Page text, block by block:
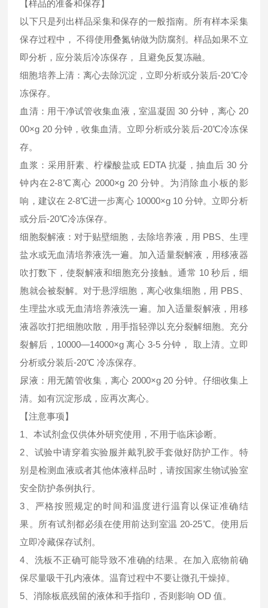
【样品的准备和保存】
以下只是列出样品采集和保存的一般指南。所有样本采集
保存过程中， 不得使用叠氮钠做为防腐剂。样品如果不立
即分析，应分装后冷冻保存， 且避免反复冻融。
细胞培养上清：离心去除沉淀，立即分析或分装后-20℃冷
冻保存。
血清：用干净试管收集血液，室温凝固 30 分钟，离心 20
00×g 20 分钟，收集血清。立即分析或分装后-20℃冷冻保
存。
血浆：采用肝素、柠檬酸盐或 EDTA 抗凝，抽血后 30 分
钟内在2-8℃离心 2000×g 20 分钟。为消除血小板的影
响，建议在 2-8℃进一步离心 10000×g 10 分钟。立即分析
或分后-20℃冷冻保存。
细胞裂解液：对于贴壁细胞，去除培养液，用 PBS、生理
盐水或无血清培养液洗一遍。加入适量裂解液，用移液器
吹打数下，使裂解液和细胞充分接触。通常 10 秒后，细
胞就会被裂解。对于悬浮细胞，离心收集细胞，用 PBS、
生理盐水或无血清培养液洗一遍。加入适量裂解液，用移
液器吹打把细胞吹散，用手指轻弹以充分裂解细胞。充分
裂解后，10000—14000×g 离心 3-5 分钟， 取上清。立即
分析或分装后-20℃ 冷冻保存。
尿液：用无菌管收集，离心 2000×g 20 分钟。仔细收集上
清。如有沉淀形成，应再次离心。
【注意事项】
1、本试剂盒仅供体外研究使用，不用于临床诊断。
2、试验中请穿着实验服并戴乳胶手套做好防护工作。特
别是检测血液或者其他体液样品时，请按国家生物试验室
安全防护条例执行。
3、严格按照规定的时间和温度进行温育以保证准确结
果。所有试剂都必须在使用前达到室温 20-25℃。使用后
立即冷藏保存试剂。
4、洗板不正确可能导致不准确的结果。在加入底物前确
保尽量吸干孔内液体。温育过程中不要让微孔干燥掉。
5、消除板底残留的液体和手指印，否则影响 OD 值。